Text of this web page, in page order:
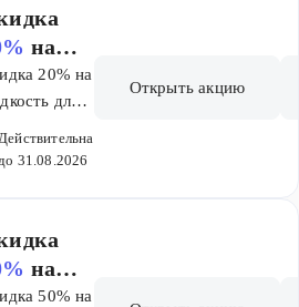
на
20% на
для
31.08.2026
Открыть акцию
на
50% на